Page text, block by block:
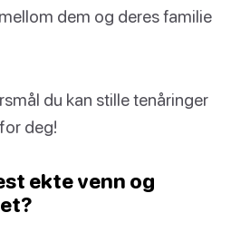
dem og deres familie
du kan stille tenåringer
deg!
ekte venn og